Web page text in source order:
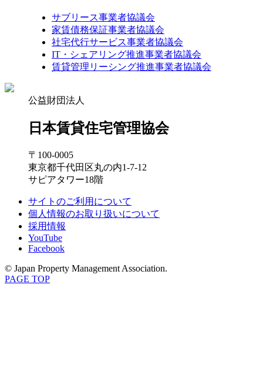
サブリース事業者協議会
家賃債務保証事業者協議会
社宅代行サービス事業者協議会
IT・シェアリング推進事業者協議会
賃貸管理リーシング推進事業者協議会
公益財団法人
日本賃貸住宅管理協会
〒100-0005
東京都千代田区丸の内1-7-12
サピアタワー18階
サイトのご利用について
個人情報のお取り扱いについて
採用情報
YouTube
Facebook
© Japan Property Management Association.
PAGE TOP